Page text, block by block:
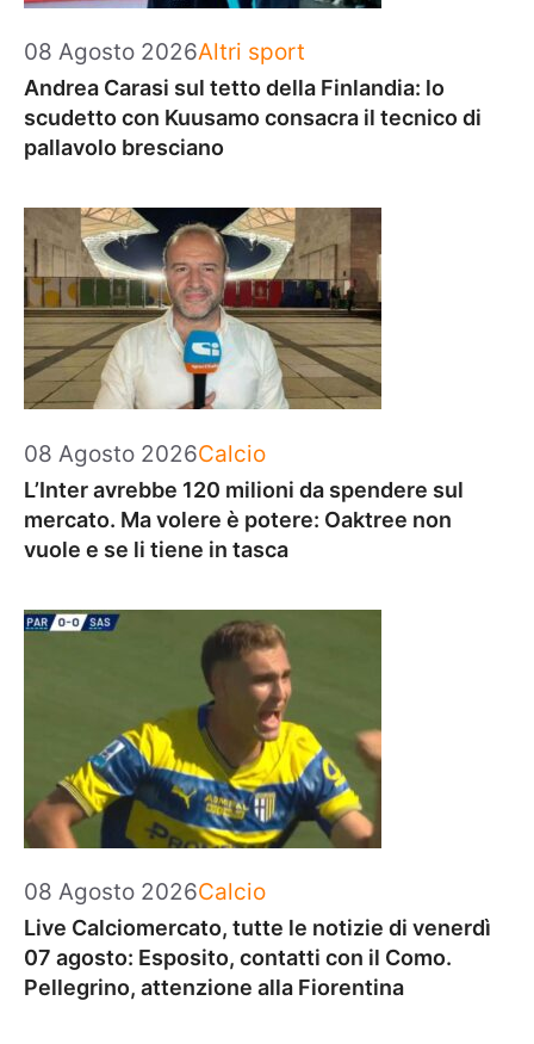
08 Agosto 2026Categorie
Altri sport
Andrea Carasi sul tetto della Finlandia: lo
scudetto con Kuusamo consacra il tecnico di
pallavolo bresciano
08 Agosto 2026Categorie
Calcio
L’Inter avrebbe 120 milioni da spendere sul
mercato. Ma volere è potere: Oaktree non
vuole e se li tiene in tasca
08 Agosto 2026Categorie
Calcio
Live Calciomercato, tutte le notizie di venerdì
07 agosto: Esposito, contatti con il Como.
Pellegrino, attenzione alla Fiorentina